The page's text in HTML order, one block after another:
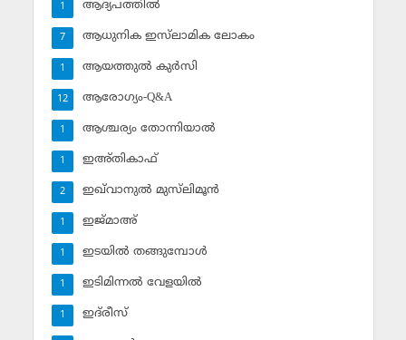
ആദ്യപത്തില്‍
1
ആധുനിക ഇസ്‌ലാമിക ലോകം
7
ആയത്തുല്‍ കുര്‍സി
1
ആരോഗ്യം-Q&A
12
ആശ്ചര്യം തോന്നിയാല്‍
1
ഇഅ്തികാഫ്‌
1
ഇഖ്‌വാനുല്‍ മുസ്‌ലിമൂന്‍
2
ഇജ്മാഅ്
1
ഇടയില്‍ തങ്ങുമ്പോള്‍
1
ഇടിമിന്നല്‍ വേളയില്‍
1
ഇദ്‌രീസ്‌
1